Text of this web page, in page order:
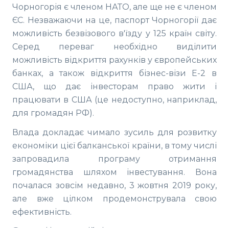
Чорногорія є членом НАТО, але ще не є членом
ЄС. Незважаючи на це, паспорт Чорногорії дає
можливість безвізового в'їзду у 125 країн світу.
Серед переваг необхідно виділити
можливість відкриття рахунків у європейських
банках, а також відкриття бізнес-візи Е-2 в
США, що дає інвесторам право жити і
працювати в США (це недоступно, наприклад,
для громадян РФ).
Влада докладає чимало зусиль для розвитку
економіки цієї балканської країни, в тому числі
запровадила програму отримання
громадянства шляхом інвестування. Вона
почалася зовсім недавно, 3 жовтня 2019 року,
але вже цілком продемонструвала свою
ефективність.